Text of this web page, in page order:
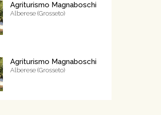
Agriturismo Magnaboschi
Alberese (Grosseto)
Agriturismo Magnaboschi
Alberese (Grosseto)